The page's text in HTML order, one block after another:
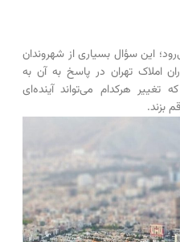
سو می‌رود؛ این سؤال بسیاری از شهروندان
املاک تهران در پاسخ به آن به
تغییر هرکدام می‌تواند آینده‌ای
بزند.